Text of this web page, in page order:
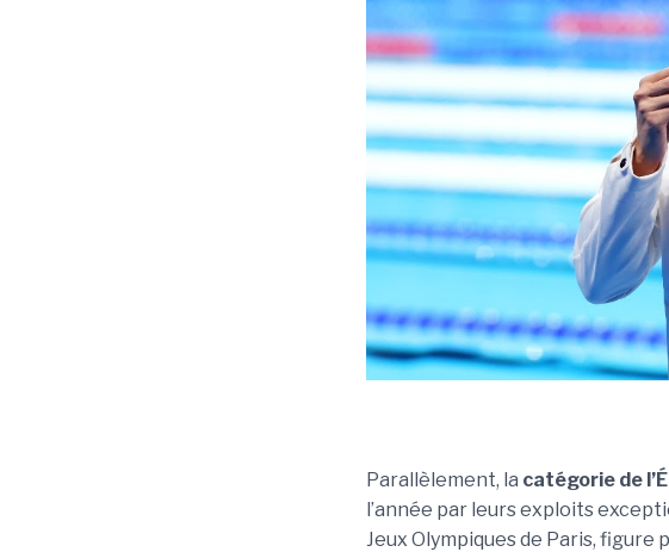
Parallèlement, la catégorie de
l’année par leurs exploits
Jeux Olympiques de Paris,